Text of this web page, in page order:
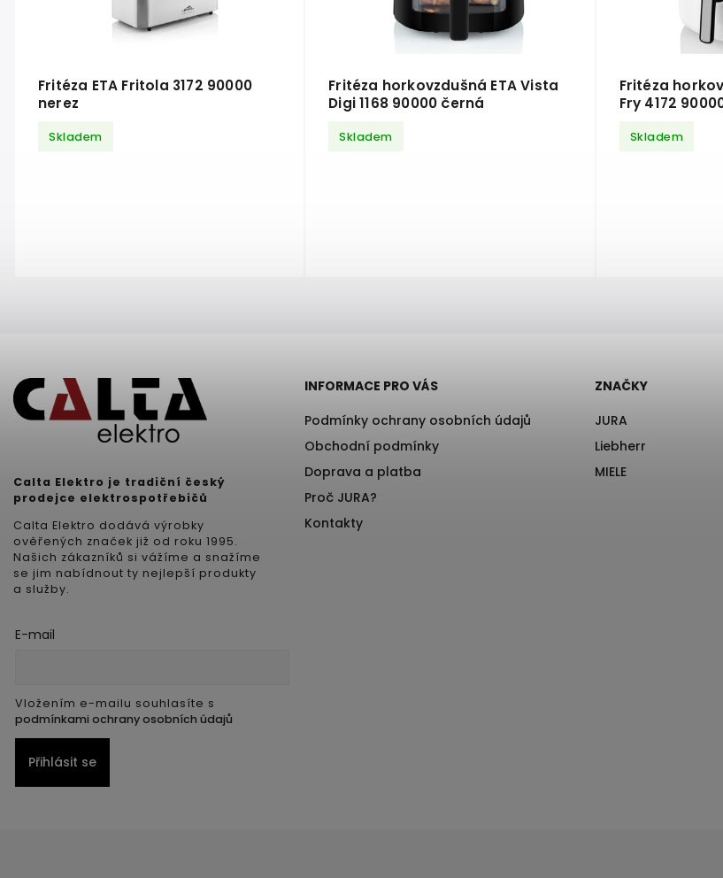
Fritéza ETA Fritola 3172 90000
nerez
Skladem
Fritéza horkovzdušná ETA Vista
Digi 1168 90000 černá
Skladem
Fritéza
Fry 4172
Skladem
Calta Elektro je tradiční český
prodejce elektrospotřebičů
Calta Elektro dodává výrobky
ověřených značek již od roku 1995.
Našich zákazníků si vážíme a snažíme
se jim nabídnout ty nejlepší produkty
a služby.
INFORMACE PRO VÁS
Podmínky ochrany osobních údajů
Obchodní podmínky
Doprava a platba
Proč JURA?
Kontakty
ZNAČKY
JURA
Liebherr
MIELE
E-mail
Vložením e-mailu souhlasíte s
podmínkami ochrany osobních údajů
Přihlásit se